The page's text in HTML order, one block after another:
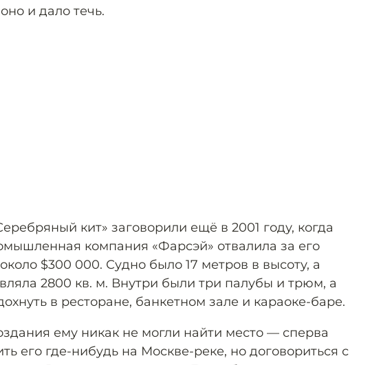
и дало течь.
кит» заговорили ещё в 2001 году, когда
компания «Фарсэй» отвалила за его
$300 000. Судно было 17 метров в высоту, а
2800 кв. м. Внутри были три палубы и трюм, а
в ресторане, банкетном зале и караоке-баре.
ему никак не могли найти место — сперва
его где-нибудь на Москве-реке, но договориться с